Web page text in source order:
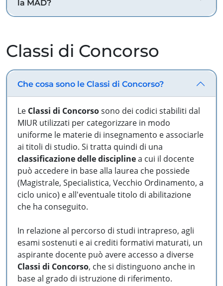
la MAD?
Classi di Concorso
Che cosa sono le Classi di Concorso?
Le Classi di Concorsosono dei codici stabiliti dal
MIUR utilizzati per categorizzare in modo
uniforme le materie di insegnamento e associarle
ai titoli di studio. Si tratta quindi di una
classificazione delle disciplinea cui il docente
può accedere in base alla laurea che possiede
(Magistrale, Specialistica, Vecchio Ordinamento, a
ciclo unico) e all'eventuale titolo di abilitazione
che ha conseguito.
In relazione al percorso di studi intrapreso, agli
esami sostenuti e ai crediti formativi maturati, un
aspirante docente può avere accesso a diverse
Classi di Concorso, che si distinguono anche in
base al grado di istruzione di riferimento.